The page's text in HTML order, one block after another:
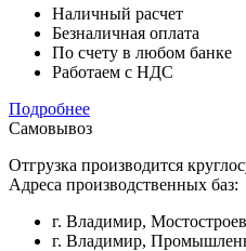
Наличный расчет
Безналичная оплата
По счету в любом банке
Работаем с НДС
Подробнее
Самовывоз
Отгрузка производится
Адреса производственных баз:
г. Владимир,
г. Владимир,